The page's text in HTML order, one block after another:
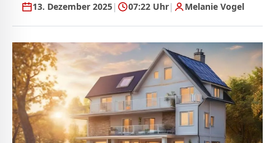
13. Dezember 2025| 07:22 Uhr| Melanie Vogel